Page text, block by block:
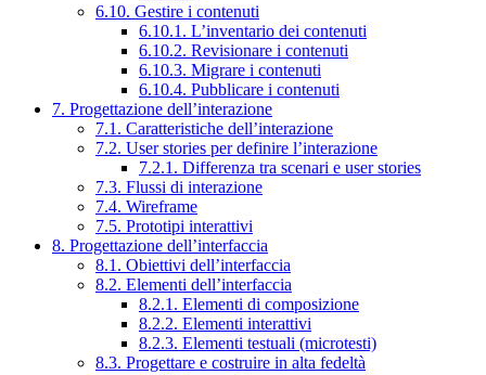
6.10. Gestire i contenuti
6.10.1. L’inventario dei contenuti
6.10.2. Revisionare i contenuti
6.10.3. Migrare i contenuti
6.10.4. Pubblicare i contenuti
7. Progettazione dell’interazione
7.1. Caratteristiche dell’interazione
7.2. User stories per definire l’interazione
7.2.1. Differenza tra scenari e user stories
7.3. Flussi di interazione
7.4. Wireframe
7.5. Prototipi interattivi
8. Progettazione dell’interfaccia
8.1. Obiettivi dell’interfaccia
8.2. Elementi dell’interfaccia
8.2.1. Elementi di composizione
8.2.2. Elementi interattivi
8.2.3. Elementi testuali (microtesti)
8.3. Progettare e costruire in alta fedeltà